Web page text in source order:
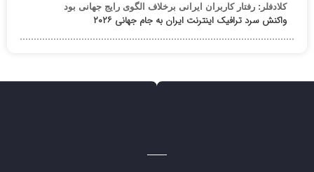
کلادفلر: رفتار کاربران ایرانی برخلاف الگوی رایج جهانی بود
واکنش سرد ترافیک اینترنت ایران به جام جهانی ۲۰۲۶